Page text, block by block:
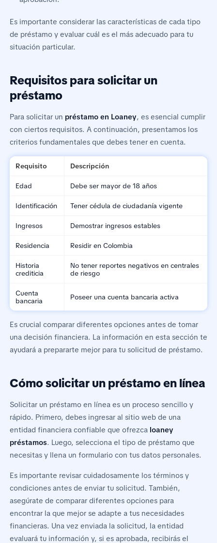
Es importante considerar las características de cada tipo
de préstamo y evaluar cuál es el más adecuado para tu
situación particular.
Requisitos para solicitar un
préstamo
Para solicitar un préstamo en Loaney, es esencial cumplir
con ciertos requisitos. A continuación, presentamos los
criterios fundamentales que debes tener en cuenta.
Requisito Descripción
Edad Debe ser mayor de 18 años
Identificación Tener cédula de ciudadanía vigente
Ingresos Demostrar ingresos estables
Residencia Residir en Colombia
Historia
crediticia
No tener reportes negativos en centrales
de riesgo
Cuenta
bancaria
Poseer una cuenta bancaria activa
Es crucial comparar diferentes opciones antes de tomar
una decisión financiera. La información en esta sección te
ayudará a prepararte mejor para tu solicitud de préstamo.
Cómo solicitar un préstamo en línea
Solicitar un préstamo en línea es un proceso sencillo y
rápido. Primero, debes ingresar al sitio web de una
entidad financiera confiable que ofrezca loaney
préstamos. Luego, selecciona el tipo de préstamo que
necesitas y llena un formulario con tus datos personales.
Es importante revisar cuidadosamente los términos y
condiciones antes de enviar tu solicitud. También,
asegúrate de comparar diferentes opciones para
encontrar la que mejor se adapte a tus necesidades
financieras. Una vez enviada la solicitud, la entidad
evaluará tu información y, si es aprobada, recibirás el